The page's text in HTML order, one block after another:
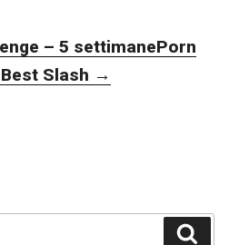
– 5 settimanePorn
Slash →